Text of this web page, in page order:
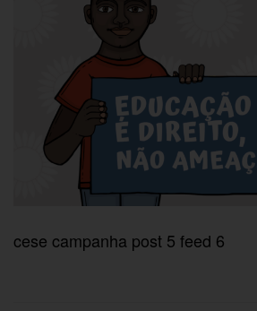
cese campanha post 5 feed 6